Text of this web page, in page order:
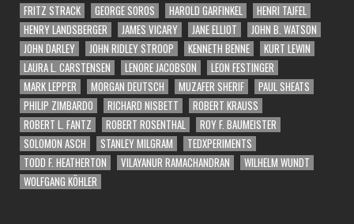
FRITZ STRACK
GEORGE SOROS HAROLD GARFINKEL
HENRI TAJFEL
HENRY LANDSBERGER
JAMES VICARY JANE ELLIOT
JOHN B. WATSON
JOHN DARLEY
JOHN RIDLEY STROOP KENNETH BENNE
KURT LEWIN
LAURA L. CARSTENSEN
LENORE JACOBSON
LEON FESTINGER
MARK LEPPER
MORGAN DEUTSCH MUZAFER SHERIF
PAUL SHEATS
PHILIP ZIMBARDO
RICHARD NISBETT
ROBERT KRAUSS
ROBERT L. FANTZ
ROBERT ROSENTHAL
ROY F. BAUMEISTER
SOLOMON ASCH
STANLEY MILGRAM
TEDXPERIMENTS
TODD F. HEATHERTON
VILAYANUR RAMACHANDRAN
WILHELM WUNDT
WOLFGANG KÖHLER